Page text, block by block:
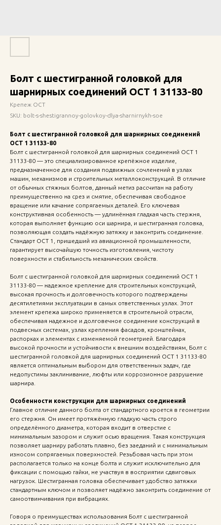
Болт с шестигранной головкой для
шарнирных соединений ОСТ 1 31133-80
Крепеж ОСТ
SKU: bolt-s-shestigrannoy-golovkoy-dlya-sharnirnykh-soe
Болт с шестигранной головкой для шарнирных соединений
ОСТ 1 31133-80
Болт с шестигранной головкой для шарнирных соединений ОСТ 1
31133-80 — это специализированное крепёжное изделие,
предназначенное для создания подвижных сочленений в узлах
машин, механизмов и строительных металлоконструкций. В отличие
от обычных стяжных болтов, данный метиз рассчитан на работу
преимущественно на срез и смятие, обеспечивая свободное
вращение или качание сопрягаемых деталей. Его ключевая
конструктивная особенность — удлинённая гладкая часть стержня,
которая выполняет функцию оси шарнира, и шестигранная головка,
позволяющая создать надёжную затяжку и законтрить соединение.
Стандарт ОСТ 1, пришедший из авиационной промышленности,
гарантирует высочайшую точность изготовления, чистоту
поверхности и стабильность механических свойств.
Болт с шестигранной головкой для шарнирных соединений ОСТ 1
31133-80 — надежное крепление для строительных конструкций,
высокая прочность и долговечность которого подтверждены
десятилетиями эксплуатации в самых ответственных узлах. Этот
элемент крепежа широко применяется в строительной отрасли,
обеспечивая надежное и долговечное соединение конструкций в
подвесных системах, узлах крепления фасадов, кронштейнах,
распорках и элементах с изменяемой геометрией. Благодаря
высокой прочности и устойчивости к внешним воздействиям, Болт с
шестигранной головкой для шарнирных соединений ОСТ 1 31133-80
является оптимальным выбором для ответственных задач, где
недопустимы заклинивание, люфты или коррозионное разрушение
шарнира.
Особенности конструкции для шарнирных соединений
Главное отличие данного болта от стандартного кроется в геометрии
его стержня. Он имеет протяжённую гладкую часть строго
определённого диаметра, которая входит в отверстие с
минимальным зазором и служит осью вращения. Такая конструкция
позволяет шарниру работать плавно, без заеданий и с минимальным
износом сопрягаемых поверхностей. Резьбовая часть при этом
располагается только на конце болта и служит исключительно для
фиксации с помощью гайки, не участвуя в восприятии сдвиговых
нагрузок. Шестигранная головка обеспечивает удобство затяжки
стандартным ключом и позволяет надёжно законтрить соединение от
самоотвинчивания при вибрациях.
Говоря о преимуществах использования Болт с шестигранной